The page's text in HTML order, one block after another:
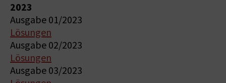
2023
Ausgabe 01/2023
Lösungen
Ausgabe 02/2023
Lösungen
Ausgabe 03/2023